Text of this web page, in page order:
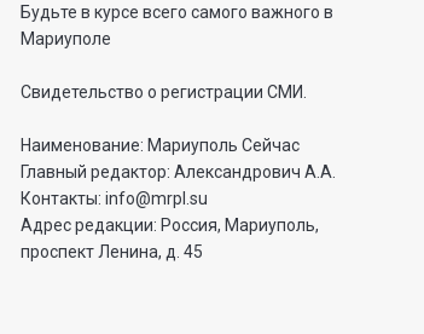
Будьте в курсе всего самого важного в
Мариуполе
Свидетельство о регистрации СМИ.
Наименование: Мариуполь Сейчас
Главный редактор: Александрович А.А.
Контакты: info@mrpl.su
Адрес редакции: Россия, Мариуполь,
проспект Ленина, д. 45